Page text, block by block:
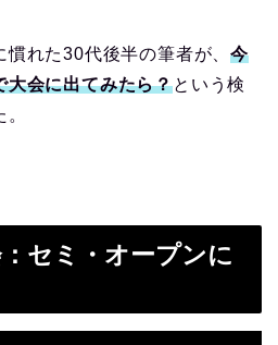
慣れた30代後半の筆者が、今
大会に出てみたら？という検
セミ・オープンに